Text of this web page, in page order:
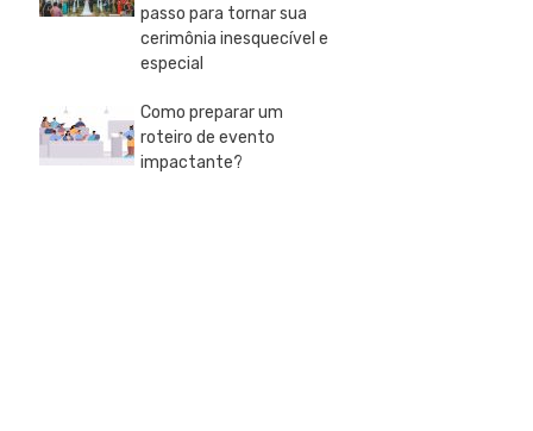
passo para tornar sua
cerimônia inesquecível e
especial
Como preparar um
roteiro de evento
impactante?